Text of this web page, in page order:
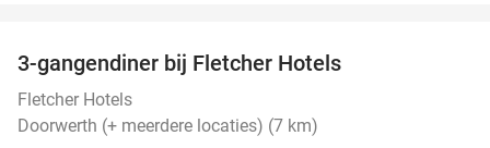
3-gangendiner bij Fletcher Hotels
Fletcher Hotels
Doorwerth (+ meerdere locaties) (7 km)